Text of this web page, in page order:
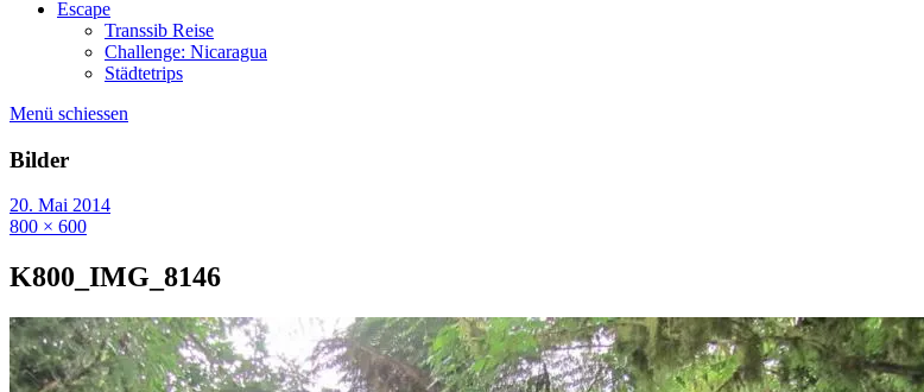
Escape
Transsib Reise
Challenge: Nicaragua
Städtetrips
Menü schiessen
Bilder
20. Mai 2014
800 × 600
K800_IMG_8146